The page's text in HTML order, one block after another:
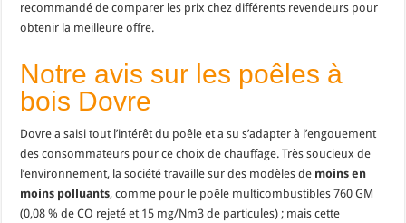
recommandé de comparer les prix chez différents revendeurs pour
obtenir la meilleure offre.
Notre avis sur les poêles à
bois Dovre
Dovre a saisi tout l’intérêt du poêle et a su s’adapter à l’engouement
des consommateurs pour ce choix de chauffage. Très soucieux de
l’environnement, la société travaille sur des modèles de moins en
moins polluants, comme pour le poêle multicombustibles 760 GM
(0,08 % de CO rejeté et 15 mg/Nm3 de particules) ; mais cette